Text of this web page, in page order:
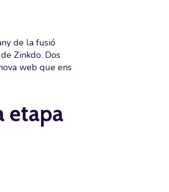
de la fusió
Zinkdo. Dos
web que ens
etapa